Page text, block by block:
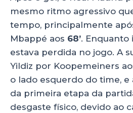
mesmo ritmo agressivo
tempo, principalmente
Mbappé aos 68’. Enquanto
estava perdida no jogo. A
Yildiz por Koopemeiners
o lado esquerdo do time, e
da primeira etapa da
desgaste físico, devido ao